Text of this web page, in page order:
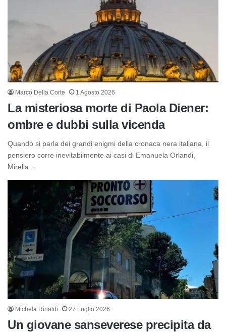
Marco Della Corte 1 Agosto 2026
La misteriosa morte di Paola Diener:
ombre e dubbi sulla vicenda
Quando si parla dei grandi enigmi della cronaca nera italiana, il
pensiero corre inevitabilmente ai casi di Emanuela Orlandi,
Mirella…
Michela Rinaldi 27 Luglio 2026
Un giovane sanseverese precipita da